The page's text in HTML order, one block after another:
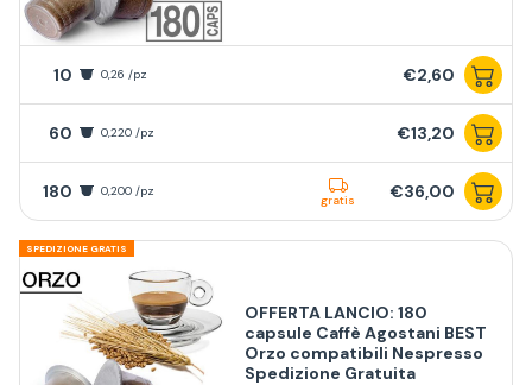
10 0,26 /pz €2,60
60 0,220 /pz €13,20
180 0,200 /pz
gratis €36,00
SPEDIZIONE GRATIS
OFFERTA LANCIO: 180
capsule Caffè Agostani BEST
Orzo compatibili Nespresso
Spedizione Gratuita